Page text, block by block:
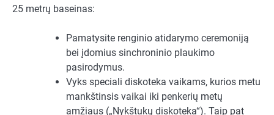
25 metrų baseinas:
Pamatysite renginio atidarymo ceremoniją
bei įdomius sinchroninio plaukimo
pasirodymus.
Vyks speciali diskoteka vaikams, kurios metu
mankštinsis vaikai iki penkerių metų
amžiaus („Nykštukų diskoteka“). Taip pat